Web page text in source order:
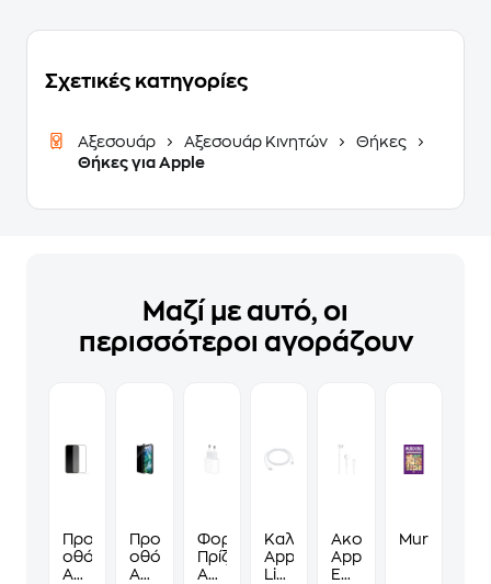
Σχετικές κατηγορίες
Αξεσουάρ Αξεσουάρ Κινητών
Θήκες
Θήκες για Apple
Μαζί με αυτό, οι
περισσότεροι αγοράζουν
Προστατευτικό
οθόνης
Apple
Προστατευτικό
οθόνης
Apple
Φορτιστής
Πρίζας
Apple
Καλώδιο
Apple
Lightning
Ακουστικά
Apple
Earpods
Murdoku